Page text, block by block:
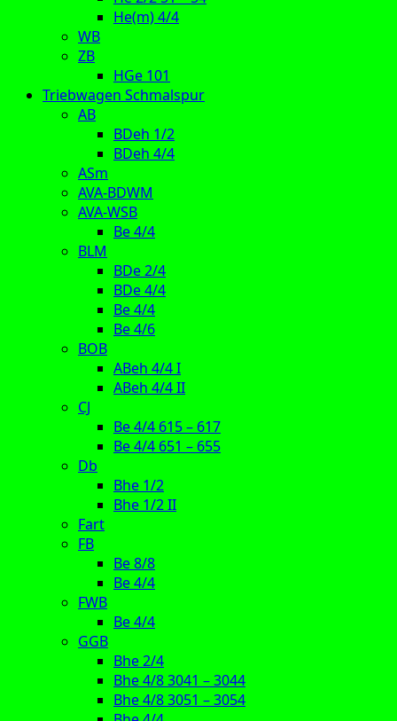
He(m) 4/4
WB
ZB
HGe 101
Triebwagen Schmalspur
AB
BDeh 1/2
BDeh 4/4
ASm
AVA-BDWM
AVA-WSB
Be 4/4
BLM
BDe 2/4
BDe 4/4
Be 4/4
Be 4/6
BOB
ABeh 4/4 I
ABeh 4/4 II
CJ
Be 4/4 615 – 617
Be 4/4 651 – 655
Db
Bhe 1/2
Bhe 1/2 II
Fart
FB
Be 8/8
Be 4/4
FWB
Be 4/4
GGB
Bhe 2/4
Bhe 4/8 3041 – 3044
Bhe 4/8 3051 – 3054